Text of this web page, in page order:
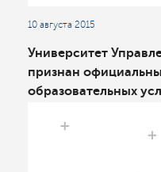
10 августа 2015
Университет
признан
образовательных